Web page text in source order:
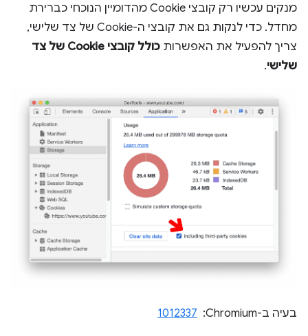
מנקים עכשיו רק קובצי Cookie מהדומיין הנוכחי כברירת
מחדל. כדי לנקות גם את קובצי ה-Cookie של צד שלישי,
צריך להפעיל את האפשרות
כולל קובצי Cookie של צד
שלישי.
בעיה ב-Chromium: ‏ 1012337